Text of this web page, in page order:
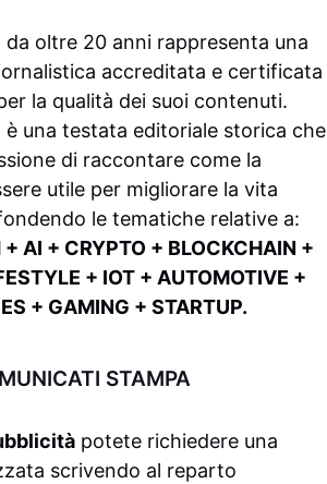
da oltre 20 anni rappresenta una
accreditata e certificata
la qualità dei suoi contenuti.
è una testata editoriale storica che
di raccontare come la
utile per migliorare la vita
le tematiche relative a:
AI + CRYPTO + BLOCKCHAIN +
+ IOT + AUTOMOTIVE +
+ GAMING + STARTUP.
STAMPA
potete richiedere una
scrivendo al reparto